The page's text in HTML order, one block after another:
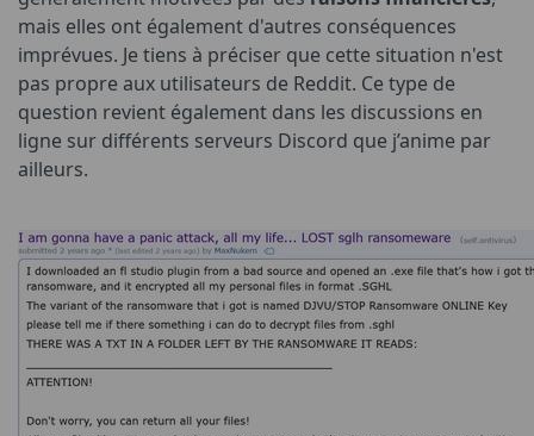
mais elles ont également d'autres conséquences
imprévues. Je tiens à préciser que cette situation n'est
pas propre aux utilisateurs de Reddit. Ce type de
question revient également dans les discussions en
ligne sur différents serveurs Discord que j’anime par
ailleurs.